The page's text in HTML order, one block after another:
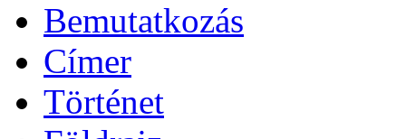
Bemutatkozás
Címer
Történet